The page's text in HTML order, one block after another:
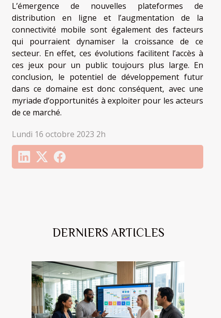
L’émergence de nouvelles plateformes de
distribution en ligne et l’augmentation de la
connectivité mobile sont également des facteurs
qui pourraient dynamiser la croissance de ce
secteur. En effet, ces évolutions facilitent l’accès à
ces jeux pour un public toujours plus large. En
conclusion, le potentiel de développement futur
dans ce domaine est donc conséquent, avec une
myriade d’opportunités à exploiter pour les acteurs
de ce marché.
Lundi 16 octobre 2023 2h
DERNIERS ARTICLES